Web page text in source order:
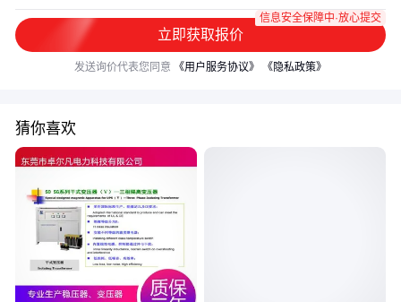
立即获取报价
信息安全保障中·放心提交
发送询价代表您同意 《用户服务协议》 《隐私政策》
猜你喜欢